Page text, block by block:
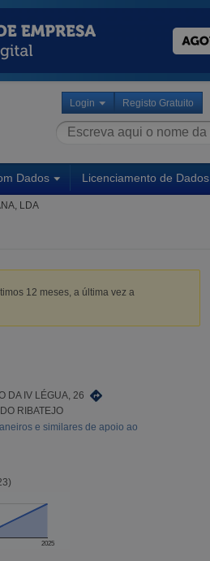
Login Registo Gratuito
Dados Licenciamento de Dados
LDA
12 meses, a última vez a
DA IV LÉGUA, 26
RIBATEJO
e similares de apoio ao
2025